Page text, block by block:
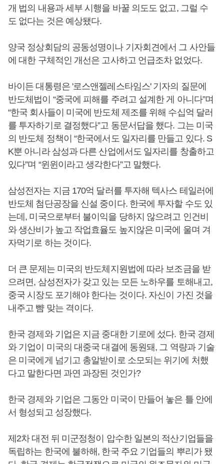
개 법의 내용과 세부 시행을 바꿀 의도도 없고, 그럴 수
도 없다는 것은 예상됐다.
양국 정상회담의 공동성명이나 기자회견에서 그 사안들
에 대한 구체적인 개선은 고사하고 언급조차 없었다.
바이든 대통령은 '로스앤젤레스타임스' 기자의 질문에
반도체법이 “중국에 피해를 주려고 설계한 게 아니다”며
“한국 회사들이 미국에 반도체 제조를 위해 수십억 달러
를 투자하기로 결정했다”고 동문서답을 했다. 그는 미국
의 반도체 정책이 “한국에서도 일자리를 만들고 있다. S
K뿐 아니라 삼성과 다른 산업에서도 일자리를 창출하고
있다”며 “윈윈이라고 생각한다”고 말했다.
삼성전자는 지금 170억 달러를 투자해 텍사스 테일러에
반도체 첨단공장을 신설 중이다. 한국에 투자할 수도 있
는데, 미국으로부터 불이익을 당하지 않으려고 인건비
와 생산비가 높고 작업효율도 높지않은 미국에 울며 겨
자먹기로 하는 것이다.
더 큰 문제는 미국의 반도체지원법에 따라 보조금을 받
으려면, 삼성전자가 갖고 있는 모든 노하우를 토해내고,
중국 시장도 포기해야 한다는 것이다. 자신이 가진 것을
내주고 뺨 맞는 격이다.
한국 경제와 기업은 지금 중대한 기로에 섰다. 한국 경제
와 기업이 미국의 대중국 대결에 동원돼, 그 역량과 기술
은 미국에게 넘기고 총알받이로 소모되는 위기에 처했
다고 말한다면 과연 과장된 것인가?
한국 경제와 기업은 그동안 미국이 만들어 놓은 틀 안에
서 형성되고 성장했다.
제2차 대전 뒤 미군정청이 압수한 일본의 적산기업들을
독립하는 한국에 불하해, 한국 주요 기업들의 뿌리가 됐